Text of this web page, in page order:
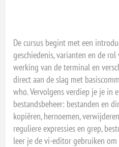
De cursus begint met een
geschiedenis, varianten en de rol
werking van de terminal en
direct aan de slag met
who. Vervolgens verdiep je je in
bestandsbeheer: bestanden en
kopiëren, hernoemen,
reguliere expressies en grep,
leer je de vi-editor gebruiken